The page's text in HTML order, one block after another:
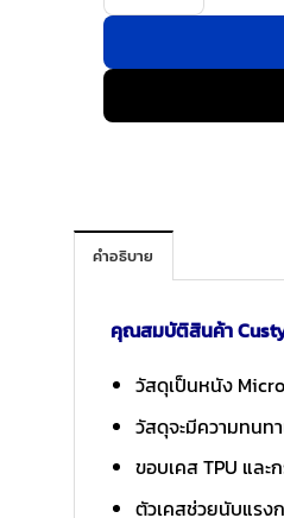
คำอธิบาย
คุณสมบัติสินค้า
วัสดุเป็นหนัง
วัสดุจะมีความทน
ขอบเคส TPU แล
ตัวเคสช่วยนับแรง